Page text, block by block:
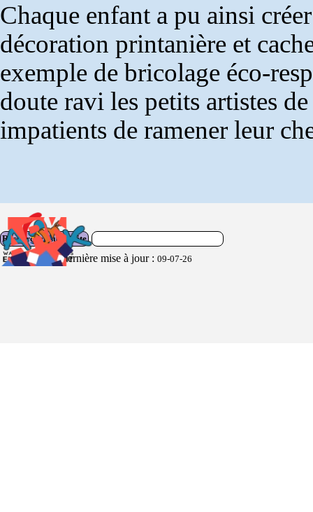
Chaque enfant a pu ainsi
décoration printanière et
exemple de bricolage éco-
doute ravi les petits artistes
impatients de ramener leur
Rechercher sur le site
Dernière mise à jour : 09-07-26